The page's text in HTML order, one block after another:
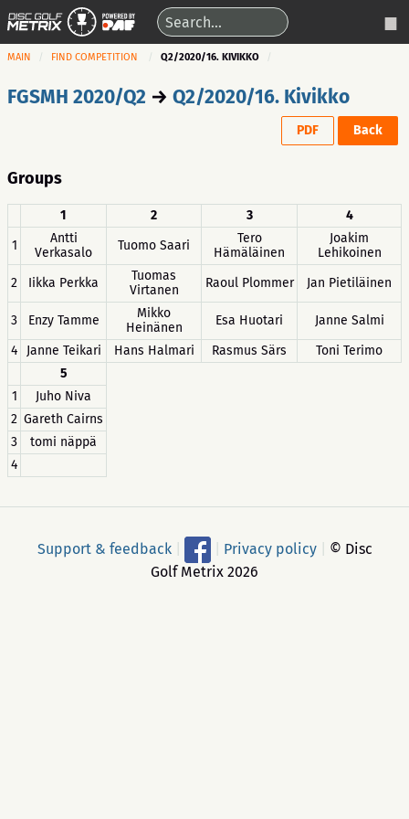
MAIN FIND COMPETITION Q2/2020/16. KIVIKKO
FGSMH 2020/Q2 → Q2/2020/16. Kivikko
PDF Back
Groups
1 2 3
4
1
Antti
Verkasalo
Tuomo Saari
Tero
Hämäläinen
Joakim
Lehikoinen
2
Iikka Perkka
Tuomas
Virtanen
Raoul Plommer Jan Pietiläinen
3 Enzy Tamme
Mikko
Heinänen
Esa Huotari
Janne Salmi
4
Janne Teikari Hans Halmari Rasmus Särs
Toni Terimo
5
1
Juho Niva
2 Gareth Cairns
3
tomi näppä
4
Support & feedback Privacy policy
© Disc
Golf Metrix 2026